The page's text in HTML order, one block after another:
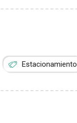
Estacionamiento